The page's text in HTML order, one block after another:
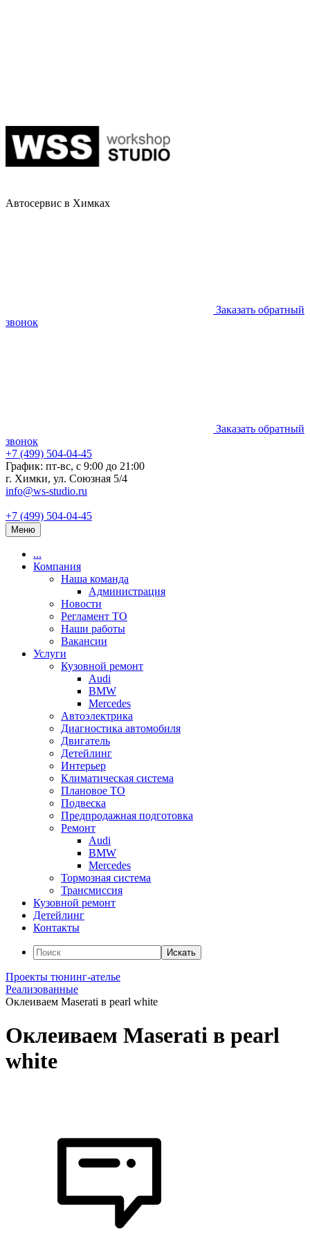
Автосервис в Химках
Заказать обратный
звонок
Заказать обратный
звонок
+7 (499) 504-04-45
График: пт-вс, с 9:00 до 21:00
г. Химки, ул. Союзная 5/4
info@ws-studio.ru
+7 (499) 504-04-45
Меню
...
Компания
Наша команда
Администрация
Новости
Регламент ТО
Наши работы
Вакансии
Услуги
Кузовной ремонт
Audi
BMW
Mercedes
Автоэлектрика
Диагностика автомобиля
Двигатель
Детейлинг
Интерьер
Климатическая система
Плановое ТО
Подвеска
Предпродажная подготовка
Ремонт
Audi
BMW
Mercedes
Тормозная система
Трансмиссия
Кузовной ремонт
Детейлинг
Контакты
Искать
Проекты тюнинг-ателье
Реализованные
Оклеиваем Maserati в pearl white
Оклеиваем Maserati в pearl
white